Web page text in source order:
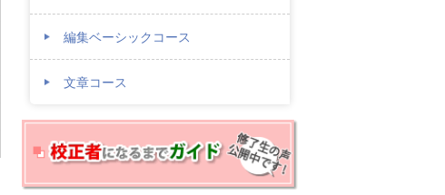
編集ベーシックコース
文章コース